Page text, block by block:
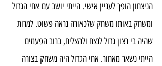
הניצחון הופך לעניין אישי. הייתי יושב עם אחי הגדול
ומשחק באותו משחק שלכאורה נראה פשוט. למרות
שהיה בי רצון גדול לנצח ולהצליח, ברוב הפעמים
הייתי נשאר מאחור. אחי הגדול היה משחק בצורה